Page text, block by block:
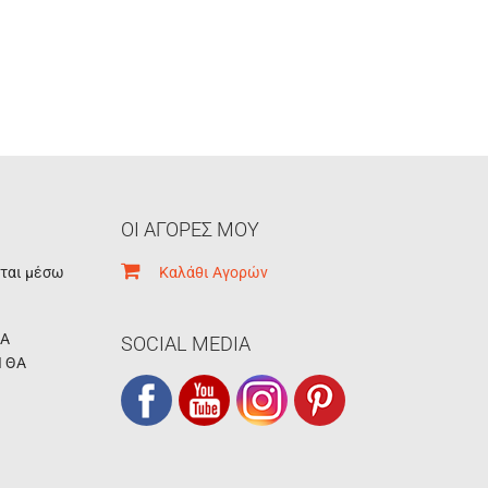
μέσω
ΘΑ
ΟΙ ΑΓΟΡΕΣ ΜΟΥ
Καλάθι Αγορών
SOCIAL MEDIA